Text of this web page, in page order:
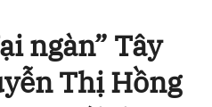
ngàn” Tây
Thị Hồng